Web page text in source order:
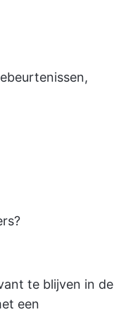
te blijven in de
een